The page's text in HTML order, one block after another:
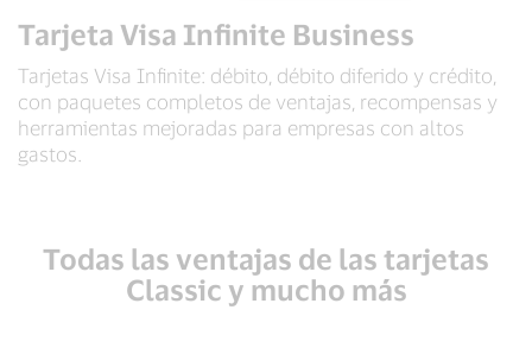
Tarjeta Visa Infinite Business
Tarjetas Visa Infinite: débito, débito diferido y crédito,
con paquetes completos de ventajas, recompensas y
herramientas mejoradas para empresas con altos
gastos.
Todas las ventajas de las tarjetas
Classic y mucho más